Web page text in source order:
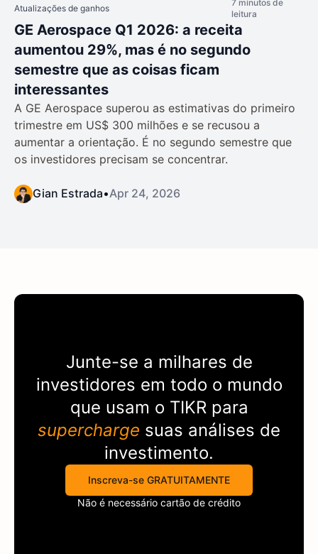
Atualizações de ganhos
7 minutos de
leitura
GE Aerospace Q1 2026: a receita
aumentou 29%, mas é no segundo
semestre que as coisas ficam
interessantes
A GE Aerospace superou as estimativas do primeiro
trimestre em US$ 300 milhões e se recusou a
aumentar a orientação. É no segundo semestre que
os investidores precisam se concentrar.
Gian Estrada•Apr 24, 2026
Junte-se a milhares de
investidores em todo o mundo
que usam o TIKRpara
supercharge suas análises de
investimento.
Inscreva-se GRATUITAMENTE
Não é necessário cartão de crédito